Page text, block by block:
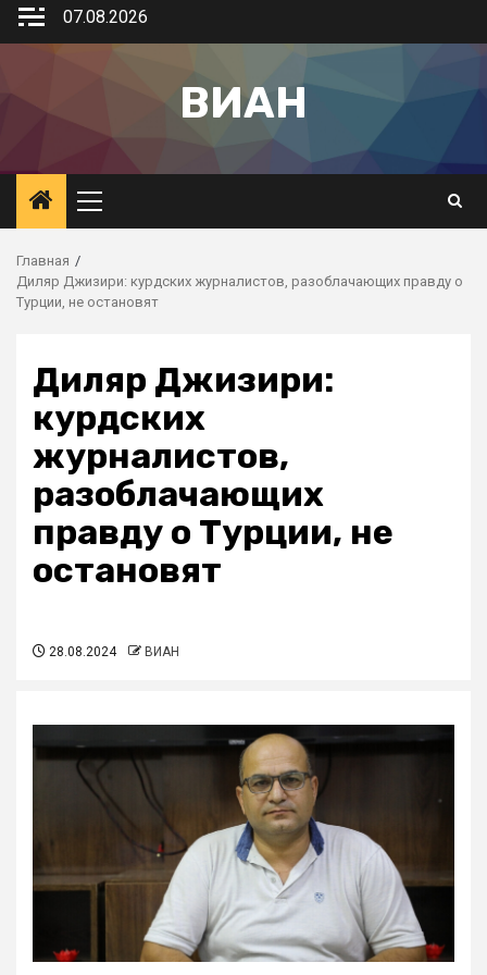
07.08.2026
ВИАН
Главная
Диляр Джизири: курдских журналистов, разоблачающих правду о
Турции, не остановят
Диляр Джизири:
курдских
журналистов,
разоблачающих
правду о Турции, не
остановят
28.08.2024 ВИАН